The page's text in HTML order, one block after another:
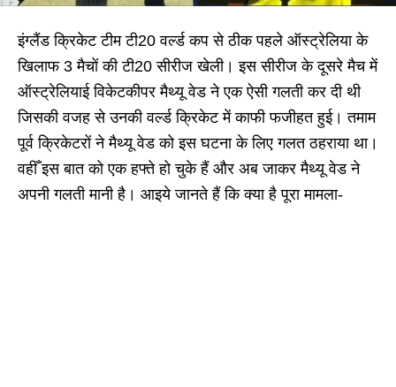
इंग्लैंड क्रिकेट टीम टी20 वर्ल्ड कप से ठीक पहले ऑस्ट्रेलिया के
खिलाफ 3 मैचों की टी20 सीरीज खेली। इस सीरीज के दूसरे मैच में
ऑस्ट्रेलियाई विकेटकीपर मैथ्यू वेड ने एक ऐसी गलती कर दी थी
जिसकी वजह से उनकी वर्ल्ड क्रिकेट में काफी फजीहत हुई। तमाम
पूर्व क्रिकेटरों ने मैथ्यू वेड को इस घटना के लिए गलत ठहराया था।
वहीँ इस बात को एक हफ्ते हो चुके हैं और अब जाकर मैथ्यू वेड ने
अपनी गलती मानी है। आइये जानते हैं कि क्या है पूरा मामला-